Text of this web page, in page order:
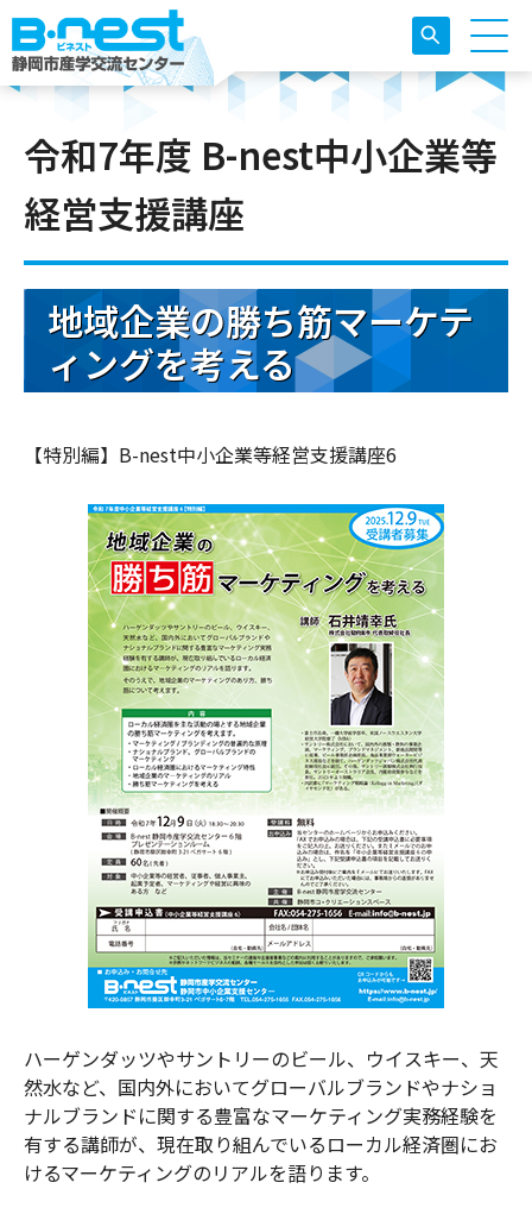
令和7年度 B-nest中小企業等
経営支援講座
地域企業の勝ち筋マーケテ
ィングを考える
【特別編】B-nest中小企業等経営支援講座6
ハーゲンダッツやサントリーのビール、ウイスキー、天
然水など、国内外においてグローバルブランドやナショ
ナルブランドに関する豊富なマーケティング実務経験を
有する講師が、現在取り組んでいるローカル経済圏にお
けるマーケティングのリアルを語ります。